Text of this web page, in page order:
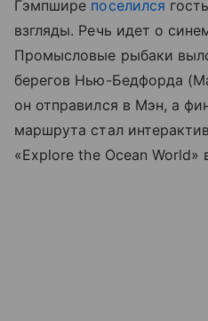
Гэмпшире поселился
взгляды. Речь идет о
Промысловые рыбаки
берегов Нью-Бедфорда
он отправился в Мэн, а
маршрута стал
«Explore the Ocean World»